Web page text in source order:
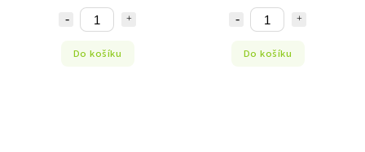
Do košíku Do košíku